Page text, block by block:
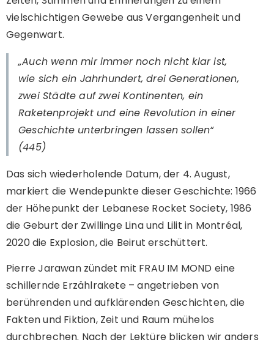
vielschichtigen Gewebe aus Vergangenheit und
Gegenwart.
„Auch wenn mir immer noch nicht klar ist,
wie sich ein Jahrhundert, drei Generationen,
zwei Städte auf zwei Kontinenten, ein
Raketenprojekt und eine Revolution in einer
Geschichte unterbringen lassen sollen“
(445)
Das sich wiederholende Datum, der 4. August,
markiert die Wendepunkte dieser Geschichte: 1966
der Höhepunkt der Lebanese Rocket Society, 1986
die Geburt der Zwillinge Lina und Lilit in Montréal,
2020 die Explosion, die Beirut erschüttert.
Pierre Jarawan zündet mit FRAU IM MOND eine
schillernde Erzählrakete – angetrieben von
berührenden und aufklärenden Geschichten, die
Fakten und Fiktion, Zeit und Raum mühelos
durchbrechen. Nach der Lektüre blicken wir anders